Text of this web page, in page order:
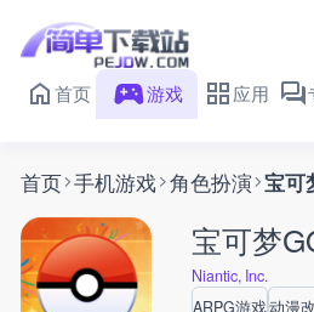
首页 游戏 应用
首页 手机游戏 角色扮演 宝可
宝可梦
Niantic, Inc.
ARPG游戏动漫